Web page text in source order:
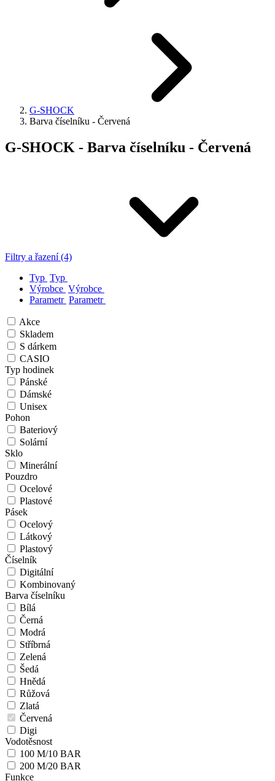
G-SHOCK
Barva číselníku - Červená
G-SHOCK - Barva číselníku - Červená
Filtry a řazení (4)
Typ Typ
Výrobce Výrobce
Parametr Parametr
Akce
Skladem
S dárkem
CASIO
Typ hodinek
Pánské
Dámské
Unisex
Pohon
Bateriový
Solární
Sklo
Minerální
Pouzdro
Ocelové
Plastové
Pásek
Ocelový
Látkový
Plastový
Číselník
Digitální
Kombinovaný
Barva číselníku
Bílá
Černá
Modrá
Stříbrná
Zelená
Šedá
Hnědá
Růžová
Zlatá
Červená
Digi
Vodotěsnost
100 M/10 BAR
200 M/20 BAR
Funkce